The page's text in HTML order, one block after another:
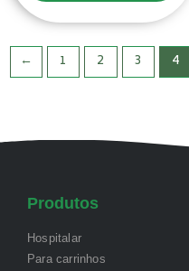
← 1 2 3 4
Produtos
Hospitalar
Para carrinhos